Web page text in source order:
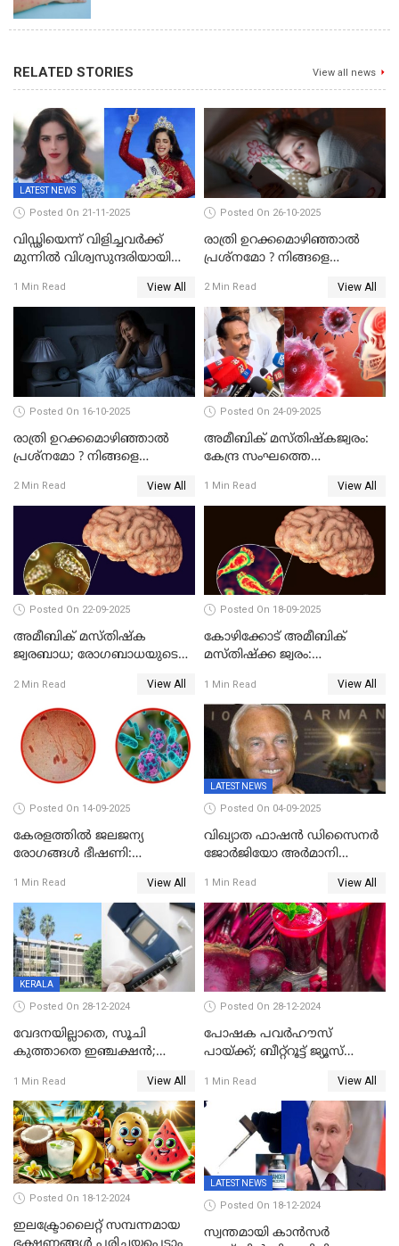
RELATED STORIES View all news
LATEST NEWS
Posted On 21-11-2025
വിഡ്ഢിയെന്ന് വിളിച്ചവര്‍ക്ക്
മുന്നില്‍ വിശ്വസുന്ദരിയായി
എഡിഎച്ച്ഡിയെയും തോല്പിച്ച്
44കോടിയുടെ കിരീടം
1 Min Read View All
Posted On 26-10-2025
രാത്രി ഉറക്കമൊഴിഞ്ഞാൽ
പ്രശ്നമോ ? നിങ്ങളെ
2 Min Read View All
Posted On 16-10-2025
രാത്രി ഉറക്കമൊഴിഞ്ഞാൽ
പ്രശ്നമോ ? നിങ്ങളെ
2 Min Read View All
Posted On 24-09-2025
അമീബിക് മസ്തിഷ്കജ്വരം:
കേന്ദ്ര സംഘത്തെ
രാഘവൻ എം.പി
1 Min Read View All
Posted On 22-09-2025
അമീബിക് മസ്തിഷ്ക
ജ്വരബാധ; രോഗബാധയുടെ
2 Min Read View All
Posted On 18-09-2025
കോഴിക്കോട് അമീബിക്
മസ്തിഷ്‌ക്ക ജ്വരം:
കാരിക്ക് രോഗമുക്തി
1 Min Read View All
Posted On 14-09-2025
കേരളത്തിൽ ജലജന്യ
രോഗങ്ങൾ ഭീഷണി:
എ മരണങ്ങളും വർധിക്കുന്നു
- ആരോഗ്യവകുപ്പ് മുന്നറിയിപ്പ്
1 Min Read View All
LATEST NEWS
Posted On 04-09-2025
വിഖ്യാത ഫാഷന്‍ ഡിസൈനര്‍
ജോര്‍ജിയോ അര്‍മാനി
1 Min Read View All
KERALA
Posted On 28-12-2024
വേദനയില്ലാതെ, സൂചി
കുത്താതെ ഇഞ്ചക്ഷൻ;
കണ്ടുപിടിച്ച് ബോംബെ
ഐഐടി
1 Min Read View All
Posted On 28-12-2024
പോഷക പവർഹൗസ്
പായ്ക്ക്; ബീറ്റ്റൂട്ട് ജ്യൂസ്
ആരോഗ്യഗുണങ്ങൾ
അനവധി
1 Min Read View All
Posted On 18-12-2024
ഇലക്ട്രോലൈറ്റ് സമ്പന്നമായ
LATEST NEWS
Posted On 18-12-2024
സ്വന്തമായി കാന്‍സര്‍